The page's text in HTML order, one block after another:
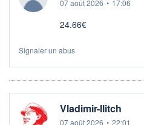
07 août 2026 • 17:06
24.66€
Signaler un abus
Vladimir-Ilitch
07 août 2026 • 22:01